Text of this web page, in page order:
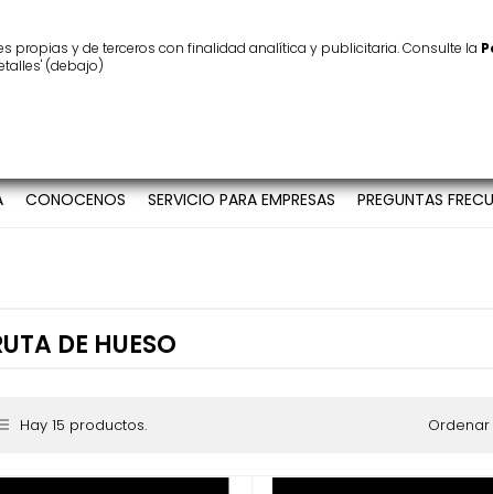
CONOCENOS SERVICIO PARA EMPRESAS PREGUNTAS
DE HUESO
Hay 15 productos. Ordenar
propias y de terceros con finalidad analítica y publicitaria. Consulte la
(debajo)